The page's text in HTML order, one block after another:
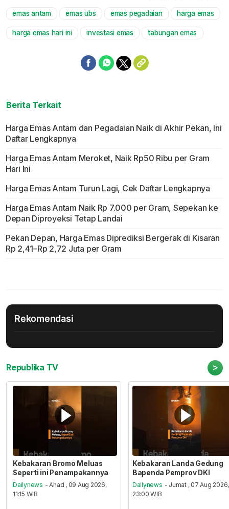
Mute
emas antam emas ubs emas pegadaian harga emas
harga emas hari ini investasi emas tabungan emas
Berita Terkait
Harga Emas Antam dan Pegadaian Naik di Akhir Pekan, Ini
Daftar Lengkapnya
Harga Emas Antam Meroket, Naik Rp50 Ribu per Gram
Hari Ini
Harga Emas Antam Turun Lagi, Cek Daftar Lengkapnya
Harga Emas Antam Naik Rp 7.000 per Gram, Sepekan ke
Depan Diproyeksi Tetap Landai
Pekan Depan, Harga Emas Diprediksi Bergerak di Kisaran
Rp 2,41–Rp 2,72 Juta per Gram
Rekomendasi
Republika TV >
Kebakaran Bromo Meluas
Seperti ini Penampakannya
Dailynews - Ahad , 09 Aug 2026,
11:15 WIB
Kebakaran Landa Gedung
Bapenda Pemprov DKI
Dailynews - Jumat , 07 Aug 2026,
23:00 WIB